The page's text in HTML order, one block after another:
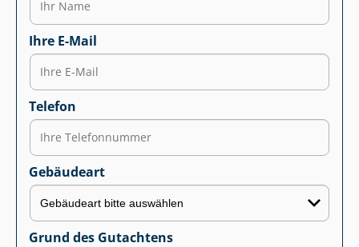
Ihre E-Mail
Telefon
Gebäudeart
Grund des Gutachtens